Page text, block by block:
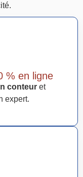
% en ligne
conteur et
expert.